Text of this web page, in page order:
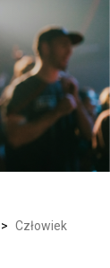
> Człowiek